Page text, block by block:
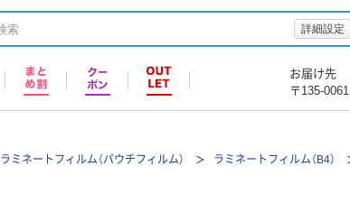
詳細設定
お届け先
〒135-0061
ラミネートフィルム（パウチフィルム） ラミネートフィルム（B4）